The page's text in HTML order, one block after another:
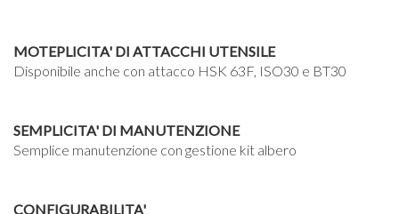
MOTEPLICITA' DI ATTACCHI UTENSILE
Disponibile anche con attacco HSK 63F, ISO30 e BT30
SEMPLICITA' DI MANUTENZIONE
Semplice manutenzione con gestione kit albero
CONFIGURABILITA'